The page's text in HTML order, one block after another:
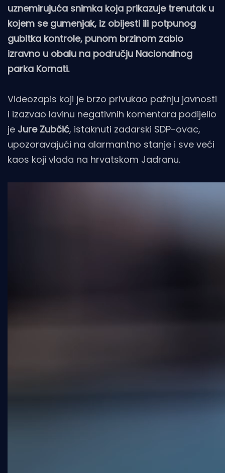
uznemirujuća snimka koja prikazuje trenutak u
kojem se gumenjak, iz obijesti ili potpunog
gubitka kontrole, punom brzinom zabio
izravno u obalu na području Nacionalnog
parka Kornati.
Videozapis koji je brzo privukao pažnju javnosti
i izazvao lavinu negativnih komentara podijelio
je Jure Zubčić, istaknuti zadarski SDP-ovac,
upozoravajući na alarmantno stanje i sve veći
kaos koji vlada na hrvatskom Jadranu.